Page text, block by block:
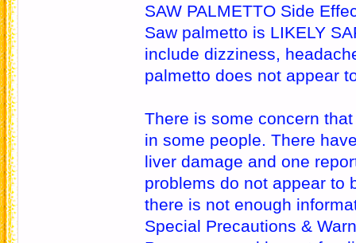
SAW PALMETTO Side
Saw palmetto is LIKELY
include dizziness,
palmetto does not appear
There is some concern
in some people. There
liver damage and one
problems do not appear to
there is not enough
Special Precautions &